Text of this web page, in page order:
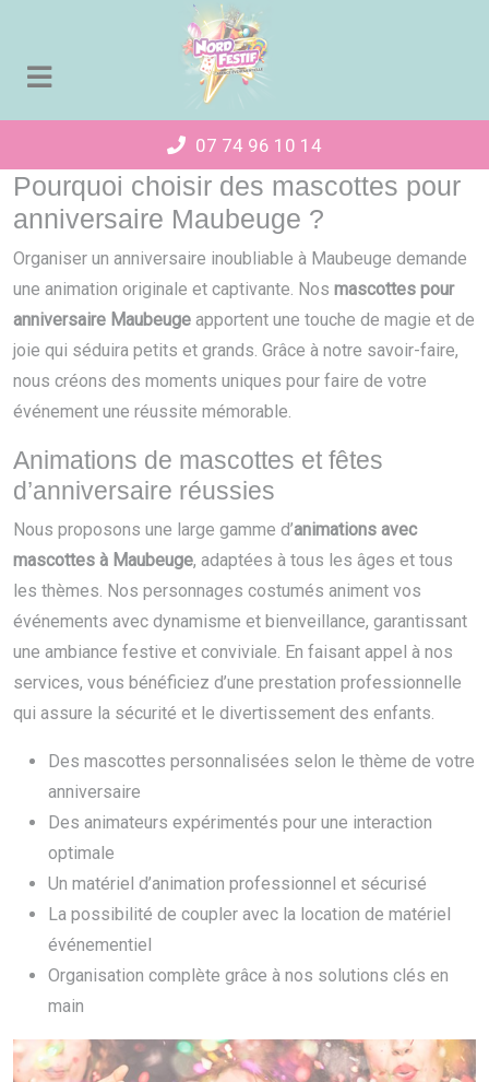
07 74 96 10 14
Pourquoi choisir des mascottes pour
anniversaire Maubeuge ?
Organiser un anniversaire inoubliable à Maubeuge demande
une animation originale et captivante. Nos mascottes pour
anniversaire Maubeuge apportent une touche de magie et de
joie qui séduira petits et grands. Grâce à notre savoir-faire,
nous créons des moments uniques pour faire de votre
événement une réussite mémorable.
Animations de mascottes et fêtes
d’anniversaire réussies
Nous proposons une large gamme d’animations avec
mascottes à Maubeuge, adaptées à tous les âges et tous
les thèmes. Nos personnages costumés animent vos
événements avec dynamisme et bienveillance, garantissant
une ambiance festive et conviviale. En faisant appel à nos
services, vous bénéficiez d’une prestation professionnelle
qui assure la sécurité et le divertissement des enfants.
Des mascottes personnalisées selon le thème de votre
anniversaire
Des animateurs expérimentés pour une interaction
optimale
Un matériel d’animation professionnel et sécurisé
La possibilité de coupler avec la location de matériel
événementiel
Organisation complète grâce à nos solutions clés en
main
Panneau de gestion des cookies